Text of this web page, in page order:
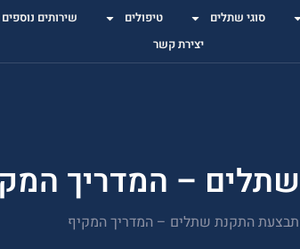
סוגי שתלים טיפולים שירותים נוספים
יצירת קשר
– המדריך
התקנת שתלים – המדריך המקיף